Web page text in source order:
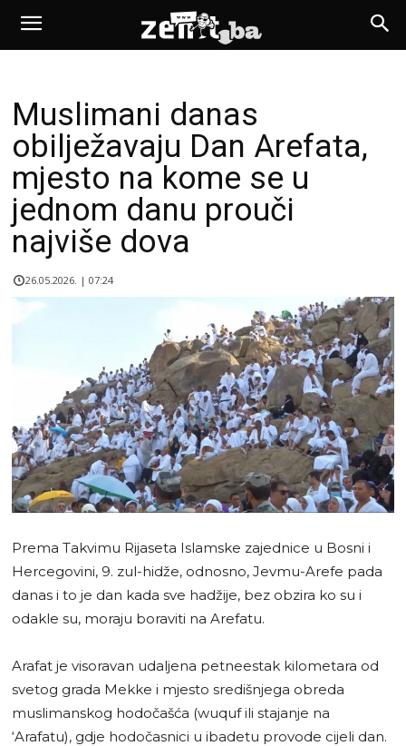
Muslimani danas
obilježavaju Dan Arefata,
mjesto na kome se u
jednom danu prouči
najviše dova
26.05.2026. | 07:24
Prema Takvimu Rijaseta Islamske zajednice u Bosni i
Hercegovini, 9. zul-hidže, odnosno, Jevmu-Arefe pada
danas i to je dan kada sve hadžije, bez obzira ko su i
odakle su, moraju boraviti na Arefatu.
Arafat je visoravan udaljena petneestak kilometara od
svetog grada Mekke i mjesto središnjega obreda
muslimanskog hodočašća (wuquf ili stajanje na
‘Arafatu), gdje hodočasnici u ibadetu provode cijeli dan.